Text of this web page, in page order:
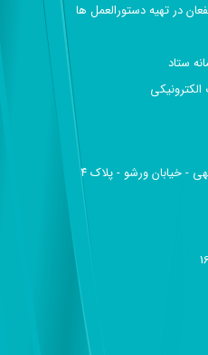
در تهیه دستورالعمل ها
ستاد
- خیابان ورشو - پلاک ۴